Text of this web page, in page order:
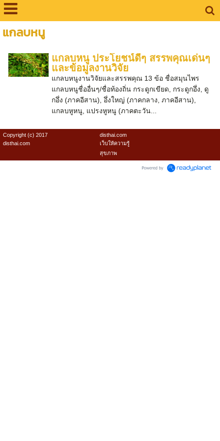
แกลบหนู
แกลบหนู ประโยชน์ดีๆ สรรพคุณเด่นๆ
และข้อมูลงานวิจัย
แกลบหนูงานวิจัยและสรรพคุณ 13 ข้อ ชื่อสมุนไพร
แกลบหนูชื่ออื่นๆ/ชื่อท้องถิ่น กระดูกเขียด, กระดูกอึ่ง, ดู
กอึ่ง (ภาคอีสาน), อึ่งใหญ่ (ภาคกลาง, ภาคอีสาน),
แกลบหูหนู, แปรงหูหนู (ภาคตะวัน...
Copyright (c) 2017
disthai.com
disthai.com
เว็บให้ความรู้
สุขภาพ